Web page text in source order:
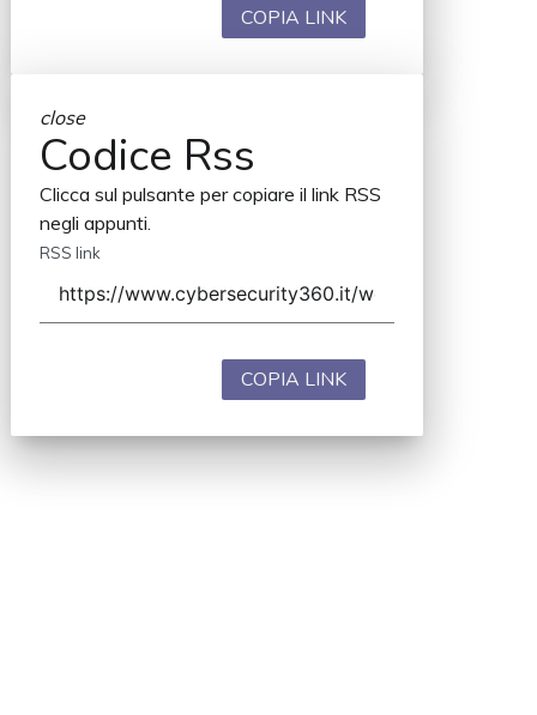
COPIA LINK
close
Codice Rss
Clicca sul pulsante per copiare il link RSS
negli appunti.
RSS link
COPIA LINK